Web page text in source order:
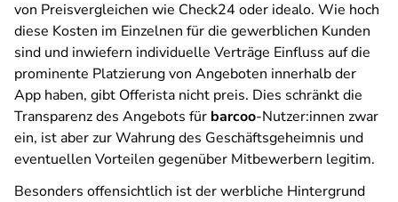
von Preisvergleichen wie Check24 oder idealo. Wie hoch
diese Kosten im Einzelnen für die gewerblichen Kunden
sind und inwiefern individuelle Verträge Einfluss auf die
prominente Platzierung von Angeboten innerhalb der
App haben, gibt Offerista nicht preis. Dies schränkt die
Transparenz des Angebots für barcoo-Nutzer:innen zwar
ein, ist aber zur Wahrung des Geschäftsgeheimnis und
eventuellen Vorteilen gegenüber Mitbewerbern legitim.
Besonders offensichtlich ist der werbliche Hintergrund